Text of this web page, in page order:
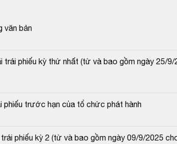
văn bản
trái phiếu kỳ thứ nhất (từ và bao gồm ngày 25/9/
phiếu trước hạn của tổ chức phát hành
phiếu kỳ 2 (từ và bao gồm ngày 09/9/2025